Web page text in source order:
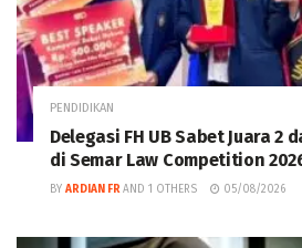
PENDIDIKAN
Delegasi FH UB Sabet Juara 2
di Semar Law Competition
BY ARDIAN FR AND 1 OTHERS 05/08/2026